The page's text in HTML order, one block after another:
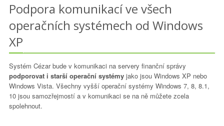
Podpora komunikací ve všech
operačních systémech od Windows
XP
Systém Cézar bude v komunikaci na servery finanční správy
podporovat i starší operační systémy jako jsou Windows XP nebo
Windows Vista. Všechny vyšší operační systémy Windows 7, 8, 8.1,
10 jsou samozřejmostí a v komunikaci se na ně můžete zcela
spolehnout.